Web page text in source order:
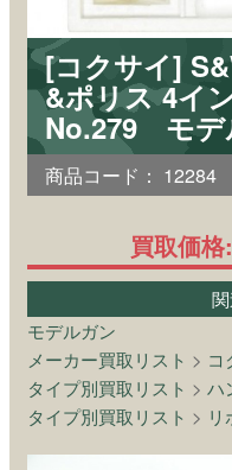
[コクサイ]
&ポリス 4イ
No.279 モデ
商品コード： 12284
買取価格:
モデルガン
メーカー買取リスト > コ
タイプ別買取リスト > ハ
タイプ別買取リスト >